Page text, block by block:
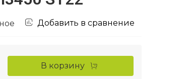
Добавить в сравнение
В корзину